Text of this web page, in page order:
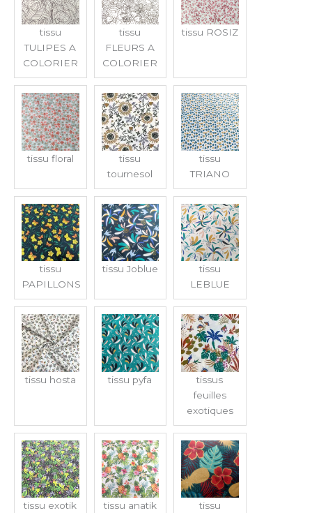
tissu
TULIPES A
COLORIER
tissu
FLEURS A
COLORIER
tissu ROSIZ
tissu floral
tissu
tournesol
tissu
TRIANO
tissu
PAPILLONS
tissu Joblue
tissu
LEBLUE
tissu hosta tissu pyfa
tissus
feuilles
exotiques
tissu exotik tissu anatik tissu